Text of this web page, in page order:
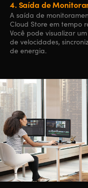
4.Saída de
A saída de
Cloud Store em tempo
Você pode visualizar
de velocidades,
de energia.